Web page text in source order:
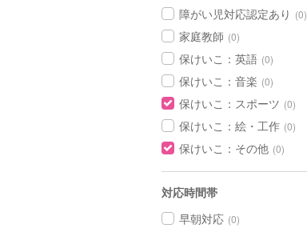
障がい児対応認定あり (0)
家庭教師 (0)
保けいこ：英語 (0)
保けいこ：音楽 (0)
保けいこ：スポーツ (0)
保けいこ：絵・工作 (0)
保けいこ：その他 (0)
対応時間帯
早朝対応 (0)